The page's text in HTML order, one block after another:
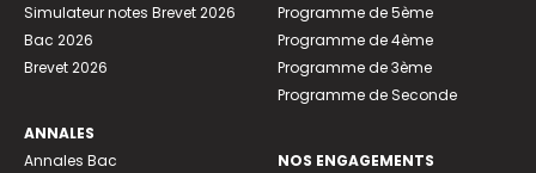
Simulateur notes Brevet 2026
Bac 2026
Brevet 2026
ANNALES
Annales Bac
Programme de 5ème
Programme de 4ème
Programme de 3ème
Programme de Seconde
NOS ENGAGEMENTS